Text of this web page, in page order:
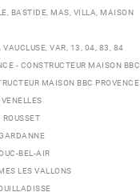
, BASTIDE, MAS, VILLA, MAISON
VAUCLUSE, VAR, 13, 04, 83, 84
- CONSTRUCTEUR MAISON BBC
MAISON BBC PROVENCE
VENELLES
ROUSSET
BEL-AIR
LES VALLONS